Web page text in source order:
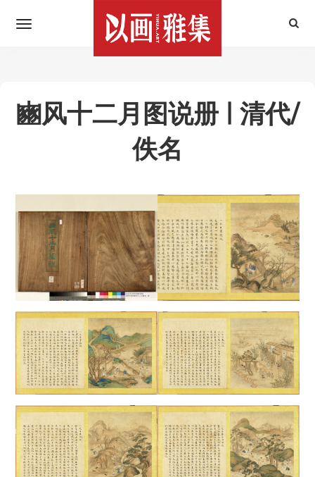
豳风十二月图说册 | 清代/
佚名